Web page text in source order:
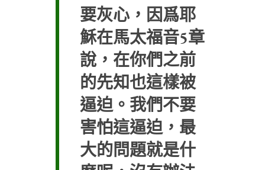
要灰心，因爲耶
穌在馬太福音5章
說，在你們之前
的先知也這樣被
逼迫。我們不要
害怕這逼迫，最
大的問題就是什